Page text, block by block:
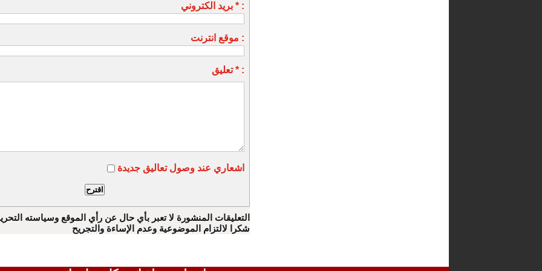
بريد الكتروني * :
موقع انترنت :
تعليق * :
اشعاري عند وصول تعاليق جديدة
التعليقات المنشورة لا تعبر بأي حال عن رأي الموقع وسياسته
شكرا لالتزام الموضوعية وعدم الإساءة والتجريح